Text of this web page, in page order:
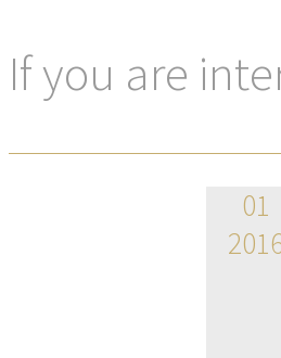
If you are
01